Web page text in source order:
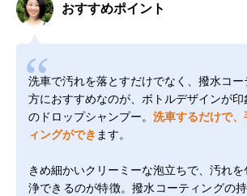
おすすめポイント
洗車で汚れを落とすだけでなく、撥水コ
方におすすめなのが、ボトルデザインが印
のドロップシャンプー。 洗車するだけで
ィングができ ます。
きめ細かいクリーミーな泡立ちで、汚れ
浄できるのが特徴。撥水コーティングの